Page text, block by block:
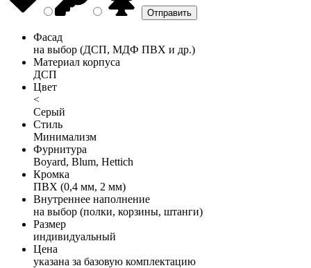
Фасад
на выбор (ДСП, МДФ ПВХ и др.)
Материал корпуса
ДСП
Цвет
<
Серый
Стиль
Минимализм
Фурнитура
Boyard, Blum, Hettich
Кромка
ПВХ (0,4 мм, 2 мм)
Внутреннее наполнение
на выбор (полки, корзины, штанги)
Размер
индивидуальный
Цена
указана за базовую комплектацию